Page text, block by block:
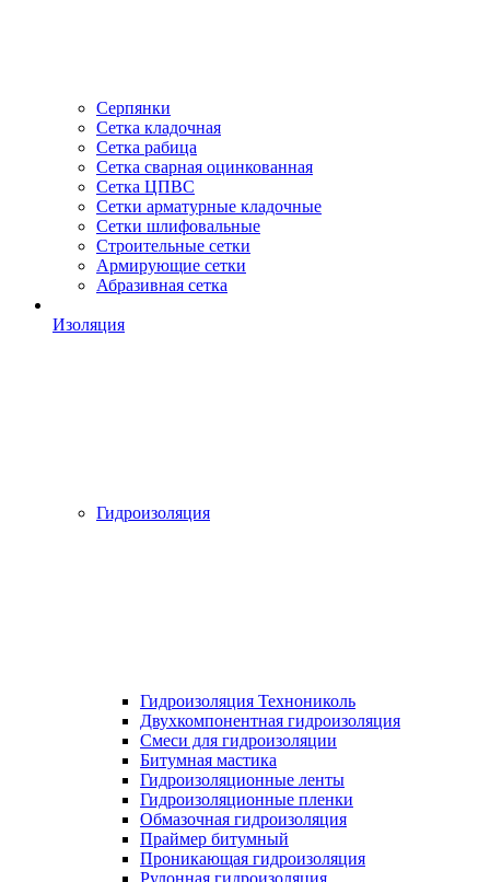
Серпянки
Сетка кладочная
Сетка рабица
Сетка сварная оцинкованная
Сетка ЦПВС
Сетки арматурные кладочные
Сетки шлифовальные
Строительные сетки
Армирующие сетки
Абразивная сетка
Изоляция
Гидроизоляция
Гидроизоляция Технониколь
Двухкомпонентная гидроизоляция
Смеси для гидроизоляции
Битумная мастика
Гидроизоляционные ленты
Гидроизоляционные пленки
Обмазочная гидроизоляция
Праймер битумный
Проникающая гидроизоляция
Рулонная гидроизоляция